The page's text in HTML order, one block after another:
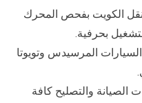
الكويت بفحص المحرك
بحرفية.
المرسيدس وتويوتا
والتصليح كافة